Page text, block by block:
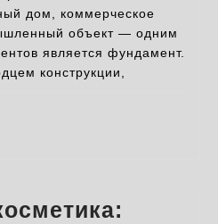
для
дом, коммерческое
объект — одним
является фундамент.
конструкции,